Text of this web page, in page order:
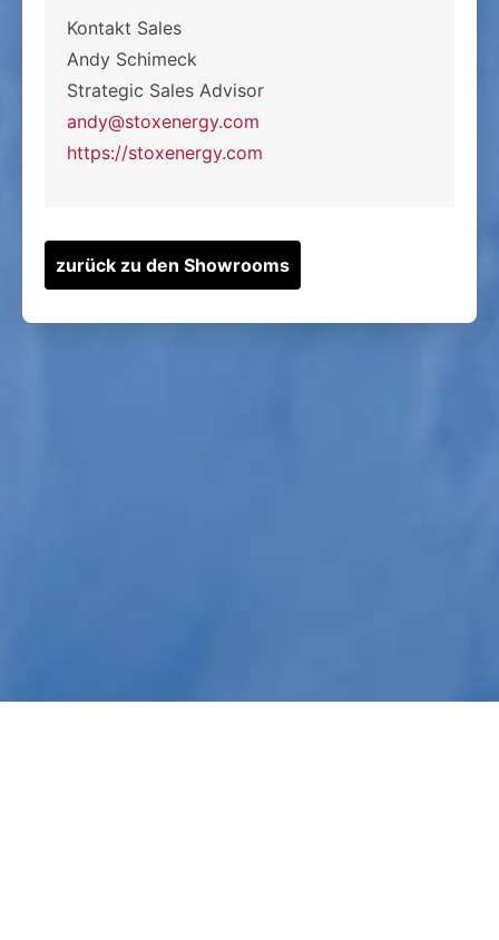
Kontakt Sales
Andy Schimeck
Strategic Sales Advisor
andy@stoxenergy.com
https://stoxenergy.com
zurück zu den Showrooms